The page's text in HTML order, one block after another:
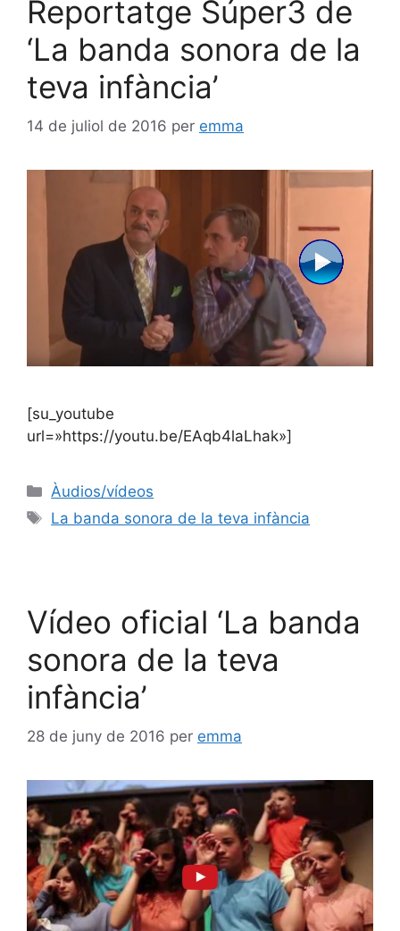
Reportatge Súper3 de
‘La banda sonora de la
teva infància’
14 de juliol de 2016 per emma
[su_youtube
url=»https://youtu.be/EAqb4laLhak»]
Àudios/vídeos
La banda sonora de la teva infància
Vídeo oficial ‘La banda
sonora de la teva
infància’
28 de juny de 2016 per emma